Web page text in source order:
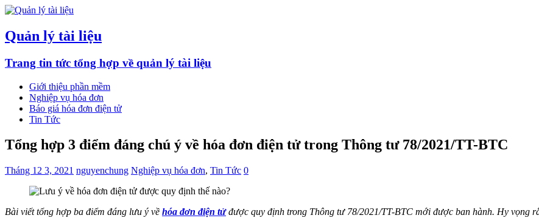
Quản lý tài liệu
Trang tin tức tổng hợp về quản lý tài liệu
Giới thiệu phần mềm
Nghiệp vụ hóa đơn
Báo giá hóa đơn điện tử
Tin Tức
Tổng hợp 3 điểm đáng chú ý về hóa đơn điện tử trong Thông tư 78/2021/TT-BTC
Tháng 12 3, 2021 nguyenchung Nghiệp vụ hóa đơn, Tin Tức 0
Bài viết tổng hợp ba điểm đáng lưu ý về hóa đơn điện tửđược quy định trong Thông tư 78/2021/TT-BTC mới được ban hành. Hy vọng